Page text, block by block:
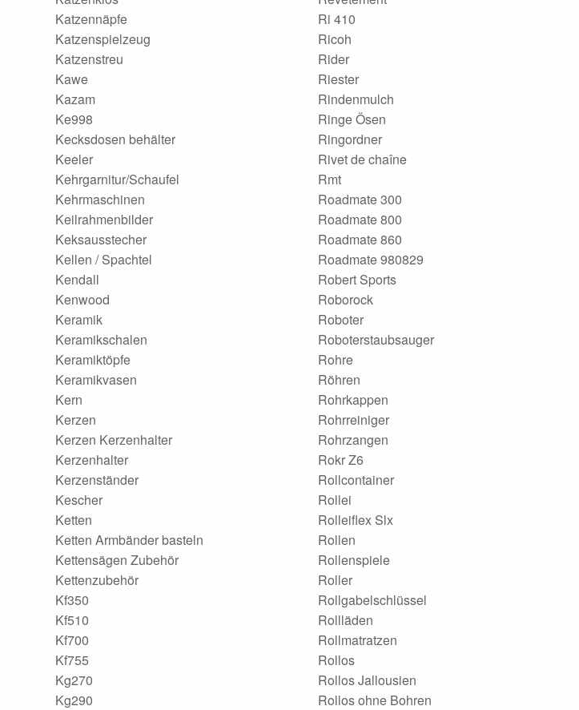
Katzennäpfe
Katzenspielzeug
Katzenstreu
Kawe
Kazam
Ke998
Kecksdosen behälter
Keeler
Kehrgarnitur/Schaufel
Kehrmaschinen
Keilrahmenbilder
Keksausstecher
Kellen / Spachtel
Kendall
Kenwood
Keramik
Keramikschalen
Keramiktöpfe
Keramikvasen
Kern
Kerzen
Kerzen Kerzenhalter
Kerzenhalter
Kerzenständer
Kescher
Ketten
Ketten Armbänder basteln
Kettensägen Zubehör
Kettenzubehör
Kf350
Kf510
Kf700
Kf755
Kg270
Kg290
Ri 410
Ricoh
Rider
Riester
Rindenmulch
Ringe Ösen
Ringordner
Rivet de chaîne
Rmt
Roadmate 300
Roadmate 800
Roadmate 860
Roadmate 980829
Robert Sports
Roborock
Roboter
Roboterstaubsauger
Rohre
Röhren
Rohrkappen
Rohrreiniger
Rohrzangen
Rokr Z6
Rollcontainer
Rollei
Rolleiflex Slx
Rollen
Rollenspiele
Roller
Rollgabelschlüssel
Rollläden
Rollmatratzen
Rollos
Rollos Jallousien
Rollos ohne Bohren